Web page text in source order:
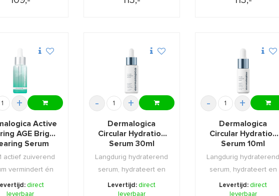
+
Active
AGE Bright
Serum
30ml
actief zuiverend
vermindert én
onzuiv ...
direct
leverbaar
- +
Dermalogica
Circular Hydration
Serum 30ml
Langdurig hydraterend
serum, hydrateert en
voedt de huid van ...
Levertijd: direct
leverbaar
- +
Dermalogica
Circular Hydration
Serum 10ml
Langdurig hydraterend
serum, hydrateert en
voedt de huid van ...
Levertijd: direct
leverbaar